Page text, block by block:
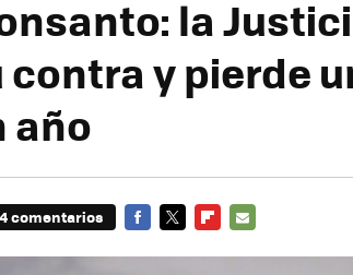
la
contra y pierde
año
comentarios